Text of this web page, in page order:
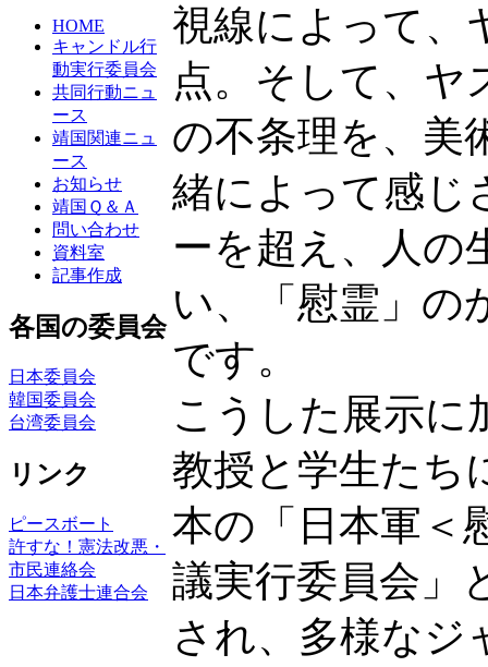
HOME
キャンドル行
動実行委員会
共同行動ニュ
ース
靖国関連ニュ
ース
お知らせ
靖国Ｑ＆Ａ
問い合わせ
資料室
記事作成
各国の委員会
日本委員会
韓国委員会
台湾委員会
リンク
ピースボート
許すな！憲法改悪・
市民連絡会
日本弁護士連合会
視線によって、
点。そして、ヤ
の不条理を、美
緒によって感じ
ーを超え、人の
い、「慰霊」の
です。
こうした展示に
教授と学生たち
本の「日本軍＜
議実行委員会」
され、多様なジ